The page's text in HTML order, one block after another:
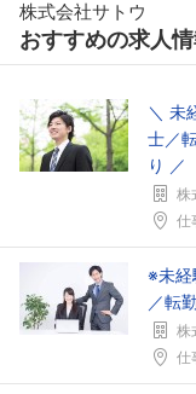
株式会社サトウ
おすすめの求人
＼ 未
士／
り ／
株
仕
※未経
／転
株
仕